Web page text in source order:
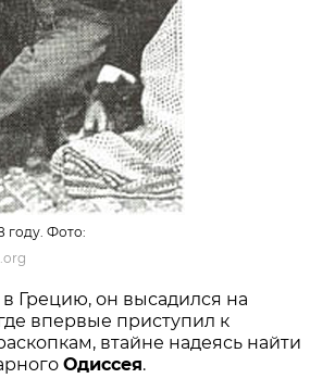
году. Фото:
Грецию, он высадился на
впервые приступил к
втайне надеясь найти
Одиссея.